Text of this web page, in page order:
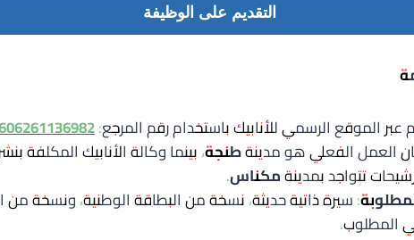
التقديم على الوظيفة
عبر الموقع الرسمي للأنابيك باستخدام رقم المرجع:
العمل الفعلي هو مدينةطنجة، بينما وكالة الأنابيك المكلفة
تتواجد بمدينةمكناس.
: سيرة ذاتية حديثة، نسخة من البطاقة الوطنية، ونسخة من
المطلوب.